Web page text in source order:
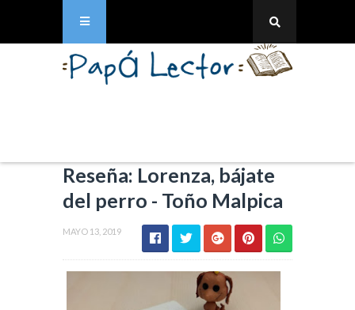
Reseña: Lorenza, bájate
del perro - Toño Malpica
MAYO 13, 2019